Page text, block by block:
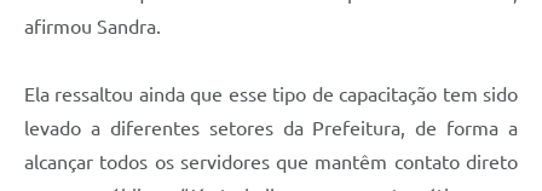
afirmou Sandra.
Ela ressaltou ainda que esse tipo de capacitação tem sido
levado a diferentes setores da Prefeitura, de forma a
alcançar todos os servidores que mantêm contato direto